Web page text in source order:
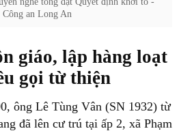
Công an Long An
giáo, lập hàng loạt
gọi từ thiện
ông Lê Tùng Vân (SN 1932) từ
đã lên cư trú tại ấp 2, xã Phạm